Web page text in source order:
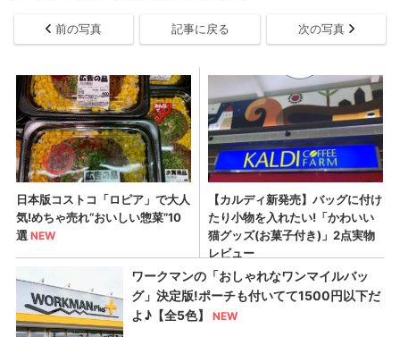
前の写真 記事に戻る 次の写真